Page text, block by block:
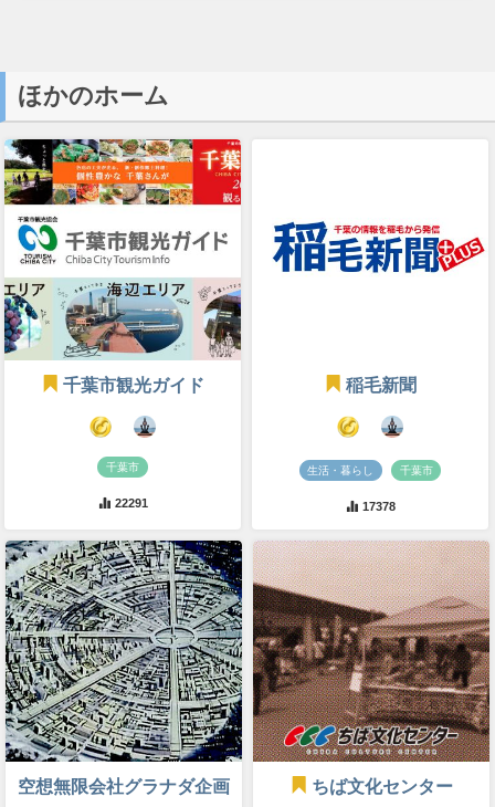
ほかのホーム
千葉市観光ガイド
千葉市
22291
稲毛新聞
生活・暮らし 千葉市
17378
空想無限会社グラナダ企画 ちば文化センター